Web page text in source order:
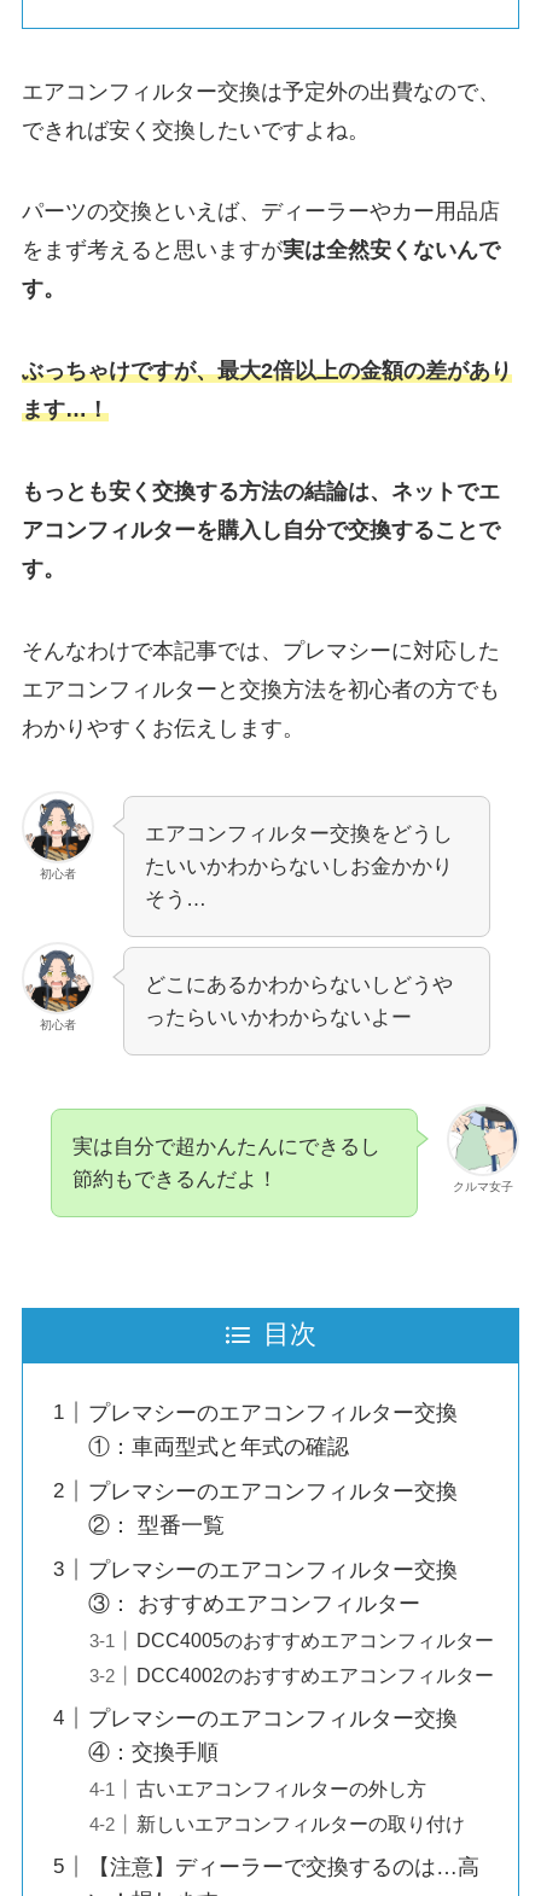
エアコンフィルター交換は予定外の出費なので、
できれば安く交換したいですよね。
パーツの交換といえば、ディーラーやカー用品店
をまず考えると思いますが実は全然安くないんで
す。
ぶっちゃけですが、最大2倍以上の金額の差があり
ます…！
もっとも安く交換する方法の結論は、ネットでエ
アコンフィルターを購入し自分で交換することで
す。
そんなわけで本記事では、プレマシーに対応した
エアコンフィルターと交換方法を初心者の方でも
わかりやすくお伝えします。
初心者
エアコンフィルター交換をどうし
たいいかわからないしお金かかり
そう…
初心者
どこにあるかわからないしどうや
ったらいいかわからないよー
クルマ女子
実は自分で超かんたんにできるし
節約もできるんだよ！
目次
プレマシーのエアコンフィルター交換
①：車両型式と年式の確認
プレマシーのエアコンフィルター交換
②： 型番一覧
プレマシーのエアコンフィルター交換
③： おすすめエアコンフィルター
DCC4005のおすすめエアコンフィルター
DCC4002のおすすめエアコンフィルター
プレマシーのエアコンフィルター交換
④：交換手順
古いエアコンフィルターの外し方
新しいエアコンフィルターの取り付け
【注意】ディーラーで交換するのは…高